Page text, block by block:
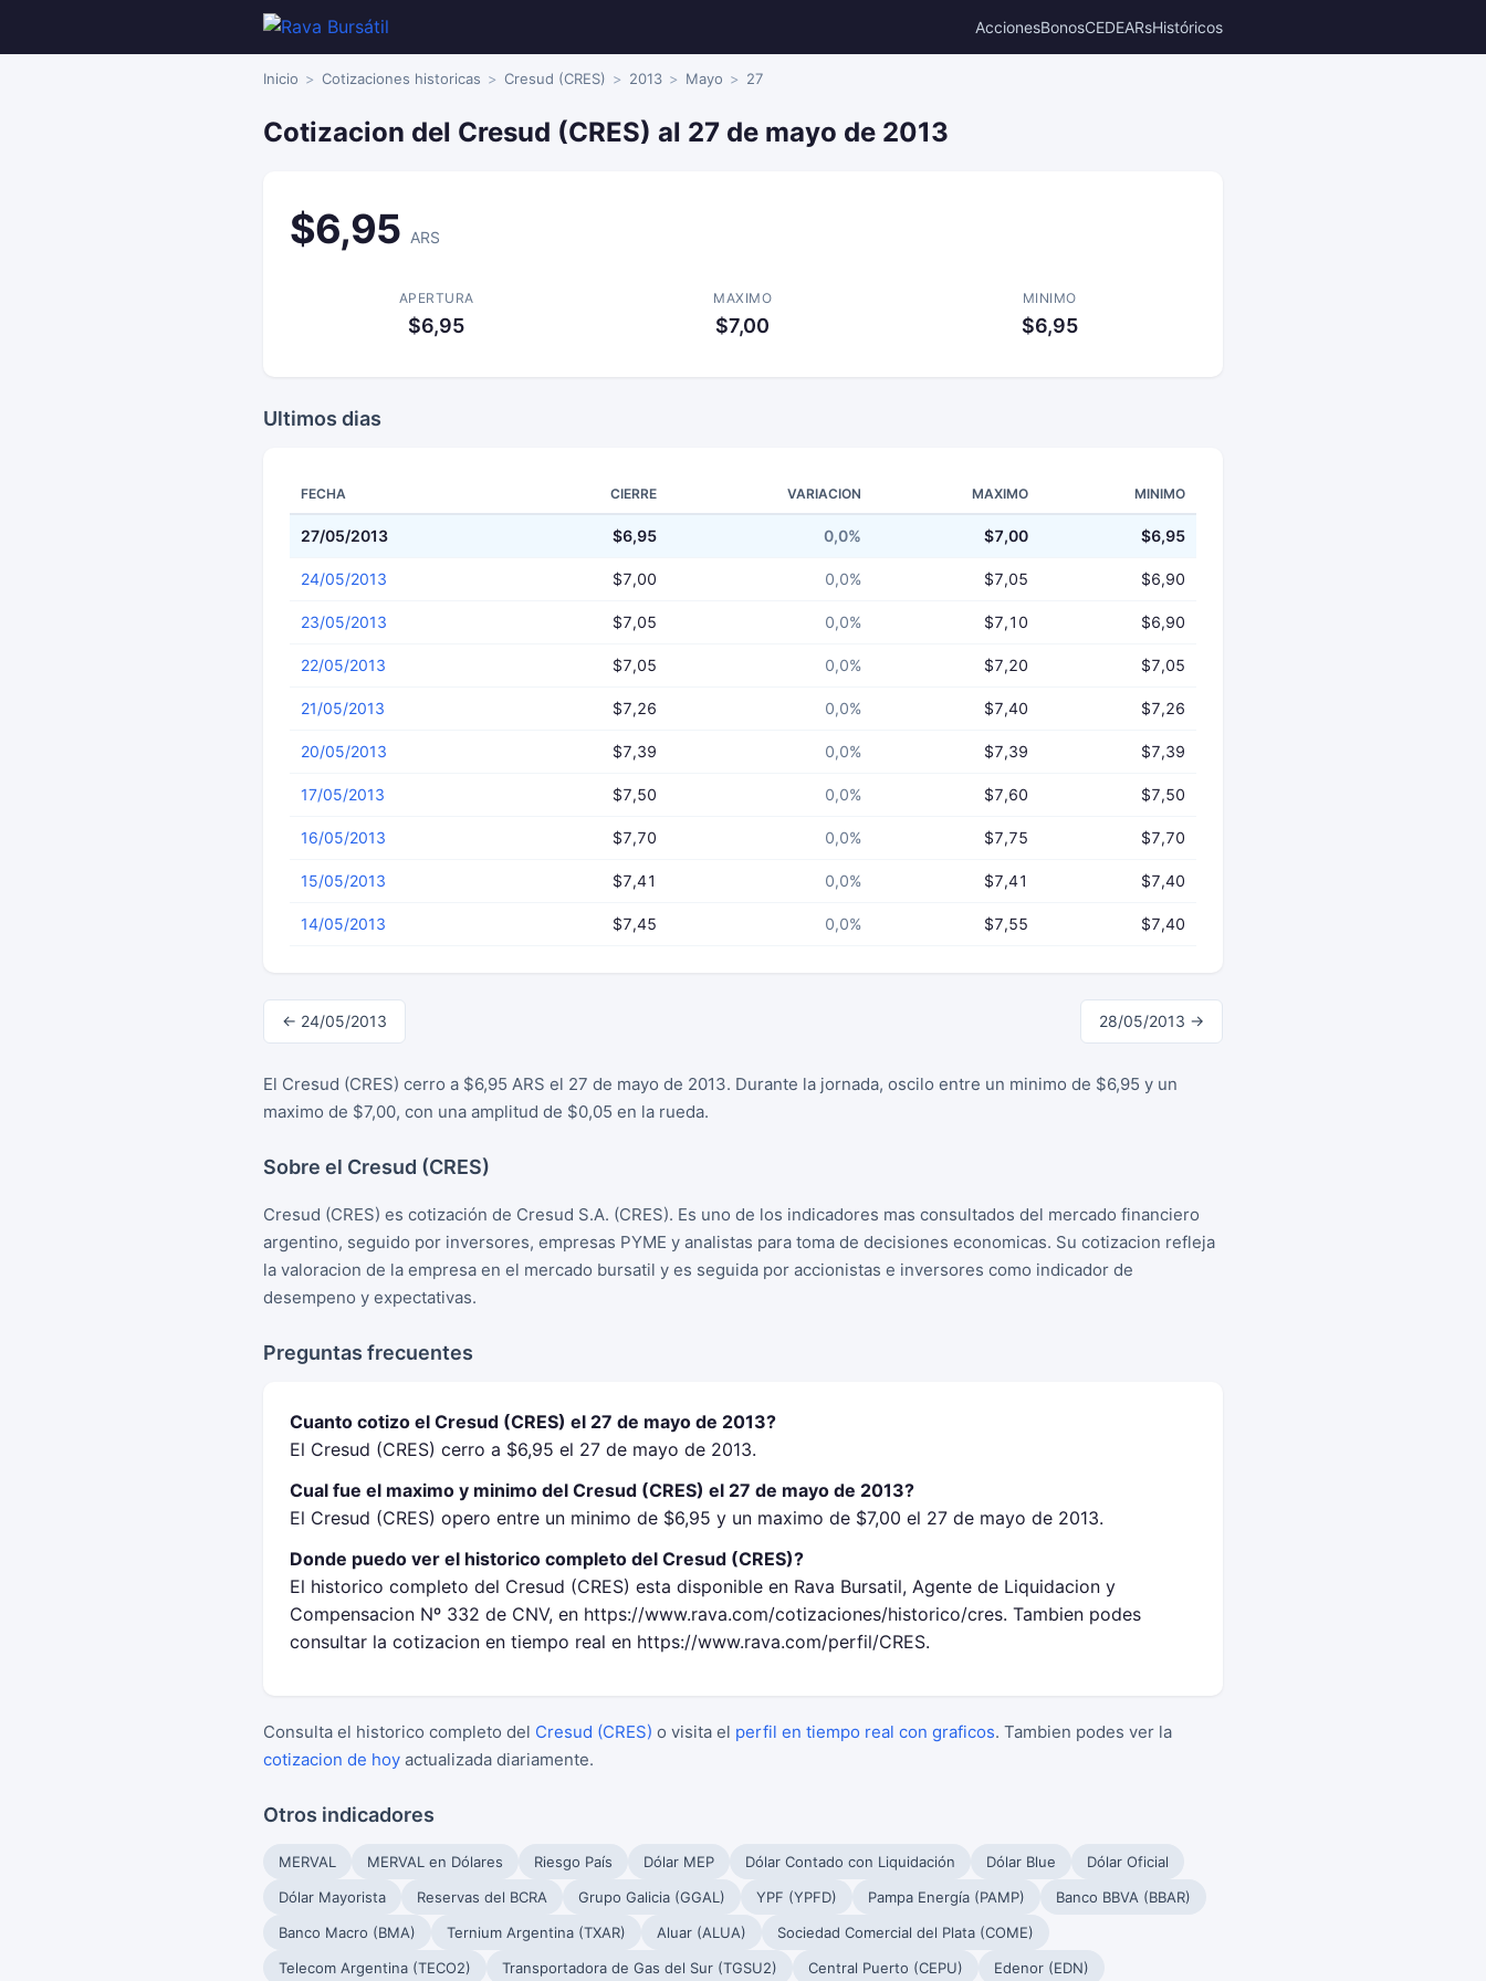
AccionesBonosCEDEARsHistóricos
Inicio Cotizaciones historicas Cresud (CRES) 2013 Mayo 27
Cotizacion del Cresud (CRES) al 27 de mayo de 2013
$6,95 ARS
APERTURA
$6,95
MAXIMO
$7,00
MINIMO
$6,95
Ultimos dias
FECHA CIERRE VARIACION MAXIMO MINIMO
27/05/2013 $6,95 0,0% $7,00 $6,95
24/05/2013 $7,00 0,0% $7,05 $6,90
23/05/2013 $7,05 0,0% $7,10 $6,90
22/05/2013 $7,05 0,0% $7,20 $7,05
21/05/2013 $7,26 0,0% $7,40 $7,26
20/05/2013 $7,39 0,0% $7,39 $7,39
17/05/2013 $7,50 0,0% $7,60 $7,50
16/05/2013 $7,70 0,0% $7,75 $7,70
15/05/2013 $7,41 0,0% $7,41 $7,40
14/05/2013 $7,45 0,0% $7,55 $7,40
← 24/05/2013 28/05/2013 →
El Cresud (CRES) cerro a $6,95 ARS el 27 de mayo de 2013. Durante la jornada, oscilo entre un minimo de $6,95 y un
maximo de $7,00, con una amplitud de $0,05 en la rueda.
Sobre el Cresud (CRES)
Cresud (CRES) es cotización de Cresud S.A. (CRES). Es uno de los indicadores mas consultados del mercado financiero
argentino, seguido por inversores, empresas PYME y analistas para toma de decisiones economicas. Su cotizacion refleja
la valoracion de la empresa en el mercado bursatil y es seguida por accionistas e inversores como indicador de
desempeno y expectativas.
Preguntas frecuentes
Cuanto cotizo el Cresud (CRES) el 27 de mayo de 2013?
El Cresud (CRES) cerro a $6,95 el 27 de mayo de 2013.
Cual fue el maximo y minimo del Cresud (CRES) el 27 de mayo de 2013?
El Cresud (CRES) opero entre un minimo de $6,95 y un maximo de $7,00 el 27 de mayo de 2013.
Donde puedo ver el historico completo del Cresud (CRES)?
El historico completo del Cresud (CRES) esta disponible en Rava Bursatil, Agente de Liquidacion y
Compensacion Nº 332 de CNV, en https://www.rava.com/cotizaciones/historico/cres. Tambien podes
consultar la cotizacion en tiempo real en https://www.rava.com/perfil/CRES.
Consulta el historico completo del Cresud (CRES) o visita el perfil en tiempo real con graficos. Tambien podes ver la
cotizacion de hoy actualizada diariamente.
Otros indicadores
MERVAL MERVAL en Dólares Riesgo País Dólar MEP Dólar Contado con Liquidación Dólar Blue
Dólar Oficial
Dólar Mayorista
Reservas del BCRA Grupo Galicia (GGAL) YPF (YPFD) Pampa Energía (PAMP)
Banco BBVA (BBAR)
Banco Macro (BMA)
Ternium Argentina (TXAR) Aluar (ALUA)
Sociedad Comercial del Plata (COME)
Telecom Argentina (TECO2)
Transportadora de Gas del Sur (TGSU2) Central Puerto (CEPU) Edenor (EDN)